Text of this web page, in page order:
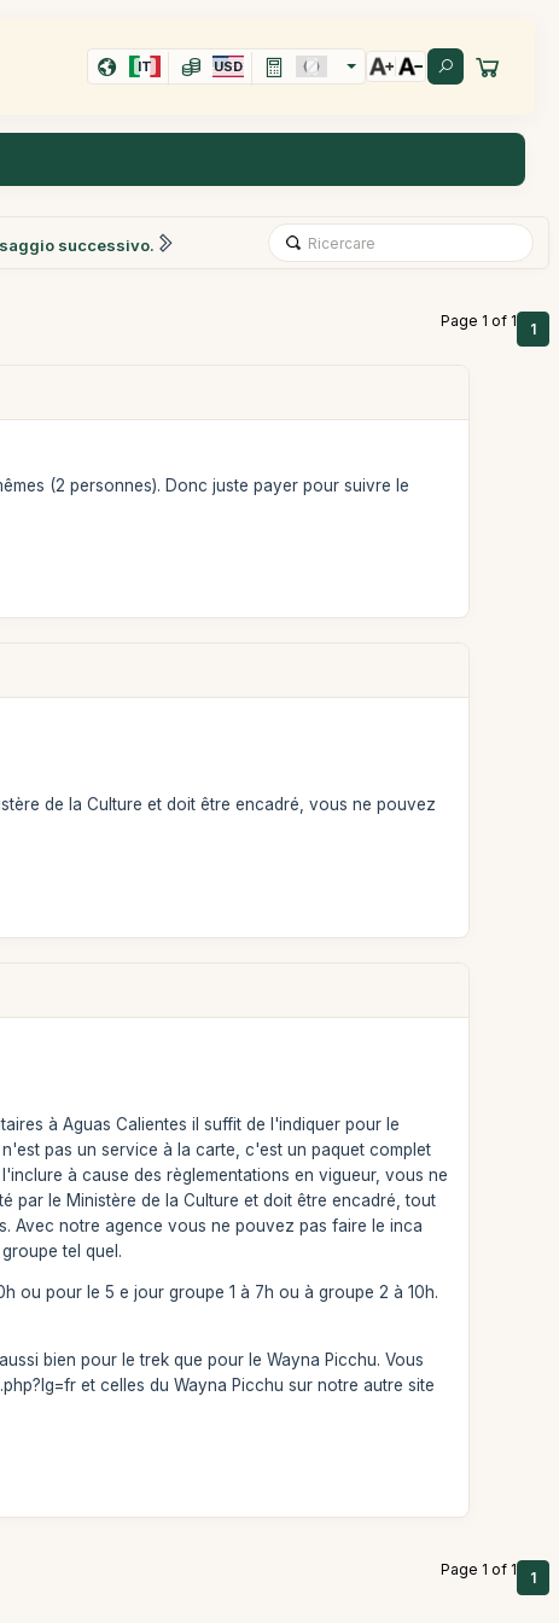
IT USD
successivo.
Page 1 of 1 1
(2 personnes). Donc juste payer pour suivre le
de la Culture et doit être encadré, vous ne pouvez
à Aguas Calientes il suffit de l'indiquer pour le
pas un service à la carte, c'est un paquet complet
à cause des règlementations en vigueur, vous ne
par le Ministère de la Culture et doit être encadré, tout
Avec notre agence vous ne pouvez pas faire le inca
tel quel.
ou pour le 5 e jour groupe 1 à 7h ou à groupe 2 à 10h.
bien pour le trek que pour le Wayna Picchu. Vous
et celles du Wayna Picchu sur notre autre site
Page 1 of 1 1